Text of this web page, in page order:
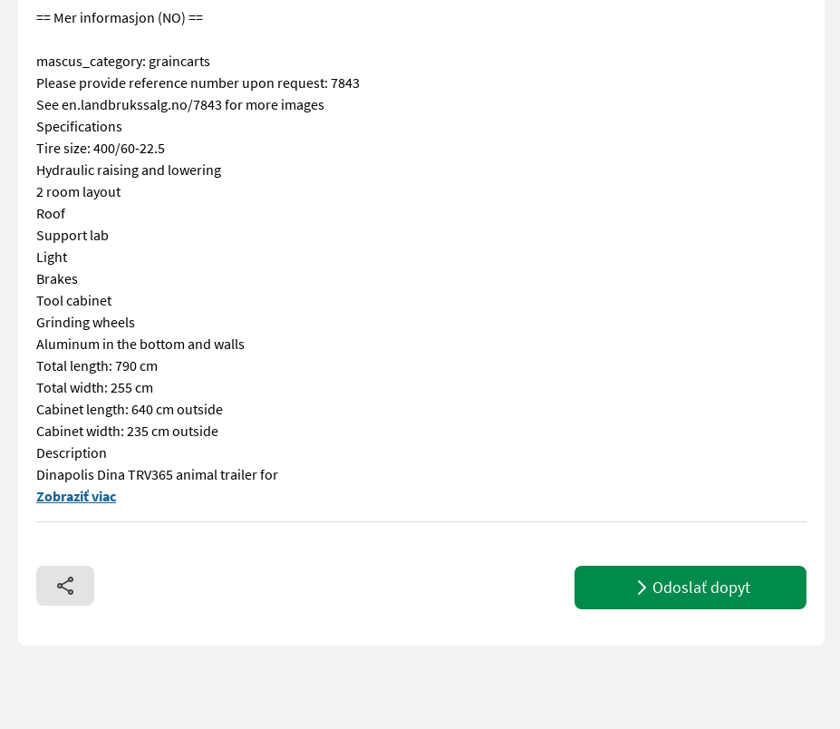
== Mer informasjon (NO) ==
mascus_category: graincarts
Please provide reference number upon request: 7843
See en.landbrukssalg.no/7843 for more images
Specifications
Tire size: 400/60-22.5
Hydraulic raising and lowering
2 room layout
Roof
Support lab
Light
Brakes
Tool cabinet
Grinding wheels
Aluminum in the bottom and walls
Total length: 790 cm
Total width: 255 cm
Cabinet length: 640 cm outside
Cabinet width: 235 cm outside
Description
Dinapolis Dina TRV365 animal trailer for
== Mer informasjon (NO) == mascus_category: graincarts Please provide reference number upon request: 7843 See
Zobraziť viac
Odoslať dopyt